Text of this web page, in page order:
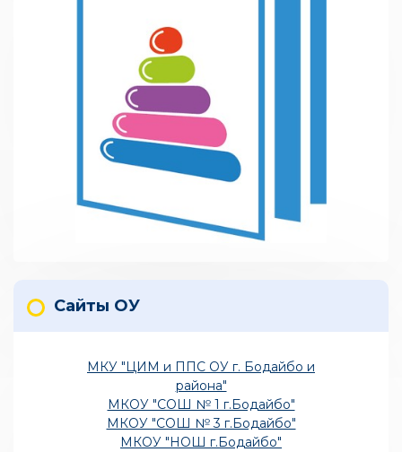
Сайты ОУ
МКУ "ЦИМ и ППС ОУ г. Бодайбо и
района"
МКОУ "СОШ № 1 г.Бодайбо"
МКОУ "СОШ № 3 г.Бодайбо"
МКОУ "НОШ г.Бодайбо"